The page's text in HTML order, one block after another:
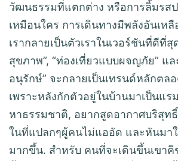
วัฒนธรรมที่แตกต่าง หรือการลิ้มรส
เหมือนใคร การเดินทางมีพลังอันเห
เรากลายเป็นตัวเราในเวอร์ชันที่ดีที่สุ
สุขภาพ”, “ท่องเที่ยวแบบผจญภัย” แล
อนุรักษ์” จะกลายเป็นเทรนด์หลักตล
เพราะหลังกักตัวอยู่ในบ้านมาเป็นแร
หาธรรมชาติ, อยากสูดอากาศบริสุท
ในที่แปลกๆผู้คนไม่แออัด และหันมา
มากขึ้น. สำหรับ คนที่จะเดินขึ้นเขาคิ